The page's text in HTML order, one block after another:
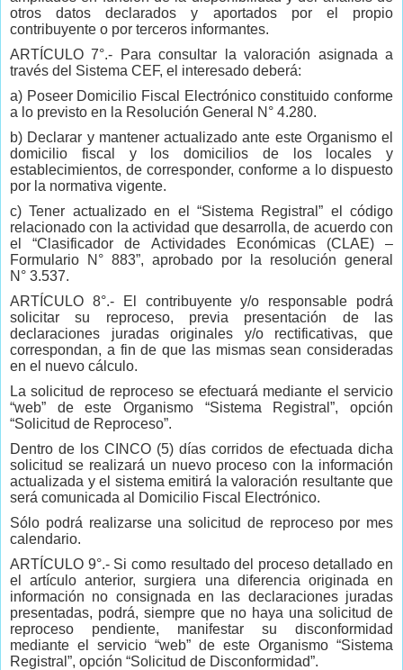
otros datos declarados y aportados por el propio
contribuyente o por terceros informantes.
ARTÍCULO 7°.- Para consultar la valoración asignada a
través del Sistema CEF, el interesado deberá:
a) Poseer Domicilio Fiscal Electrónico constituido conforme
a lo previsto en la Resolución General N° 4.280.
b) Declarar y mantener actualizado ante este Organismo el
domicilio fiscal y los domicilios de los locales y
establecimientos, de corresponder, conforme a lo dispuesto
por la normativa vigente.
c) Tener actualizado en el “Sistema Registral” el código
relacionado con la actividad que desarrolla, de acuerdo con
el “Clasificador de Actividades Económicas (CLAE) –
Formulario N° 883”, aprobado por la resolución general
N° 3.537.
ARTÍCULO 8°.- El contribuyente y/o responsable podrá
solicitar su reproceso, previa presentación de las
declaraciones juradas originales y/o rectificativas, que
correspondan, a fin de que las mismas sean consideradas
en el nuevo cálculo.
La solicitud de reproceso se efectuará mediante el servicio
“web” de este Organismo “Sistema Registral”, opción
“Solicitud de Reproceso”.
Dentro de los CINCO (5) días corridos de efectuada dicha
solicitud se realizará un nuevo proceso con la información
actualizada y el sistema emitirá la valoración resultante que
será comunicada al Domicilio Fiscal Electrónico.
Sólo podrá realizarse una solicitud de reproceso por mes
calendario.
ARTÍCULO 9°.- Si como resultado del proceso detallado en
el artículo anterior, surgiera una diferencia originada en
información no consignada en las declaraciones juradas
presentadas, podrá, siempre que no haya una solicitud de
reproceso pendiente, manifestar su disconformidad
mediante el servicio “web” de este Organismo “Sistema
Registral”, opción “Solicitud de Disconformidad”.